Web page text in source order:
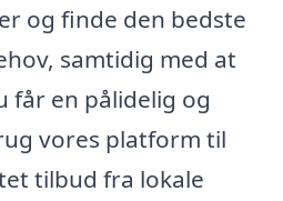
og finde den bedste
samtidig med at
får en pålidelig og
vores platform til
tilbud fra lokale